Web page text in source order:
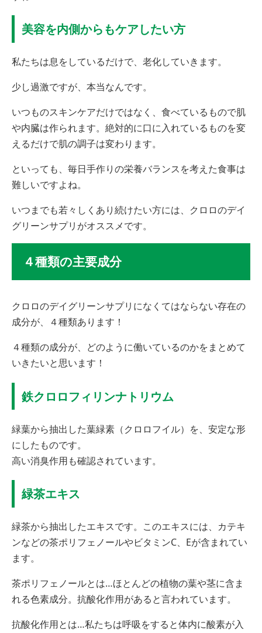
美容を内側からもケアしたい方
私たちは息をしているだけで、老化していきます。
少し過激ですが、本当なんです。
いつものスキンケアだけではなく、食べているもので肌
や内臓は作られます。絶対的に口に入れているものを変
えるだけで肌の調子は変わります。
といっても、毎日手作りの栄養バランスを考えた食事は
難しいですよね。
いつまでも若々しくあり続けたい方には、クロロのデイ
グリーンサプリがオススメです。
４種類の主要成分
クロロのデイグリーンサプリになくてはならない存在の
成分が、４種類あります！
４種類の成分が、どのように働いているのかをまとめて
いきたいと思います！
鉄クロロフィリンナトリウム
緑葉から抽出した葉緑素（クロロフイル）を、安定な形
にしたものです。
高い消臭作用も確認されています。
緑茶エキス
緑茶から抽出したエキスです。このエキスには、カテキ
ンなどの茶ポリフェノールやビタミンC、Eが含まれてい
ます。
茶ポリフェノールとは…ほとんどの植物の葉や茎に含ま
れる色素成分。抗酸化作用があると言われています。
抗酸化作用とは…私たちは呼吸をすると体内に酸素が入